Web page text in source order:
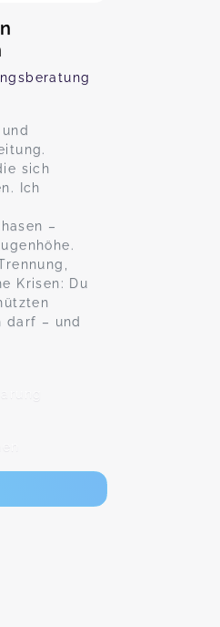
sich
Ich
–
Krisen: Du
darf – und